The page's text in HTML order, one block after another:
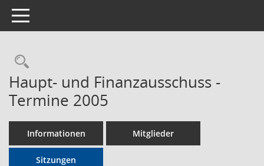
Toggle navigation
Rechercheauswahl
Haupt- und Finanzausschuss -
Termine 2005
Informationen Mitglieder
Sitzungen